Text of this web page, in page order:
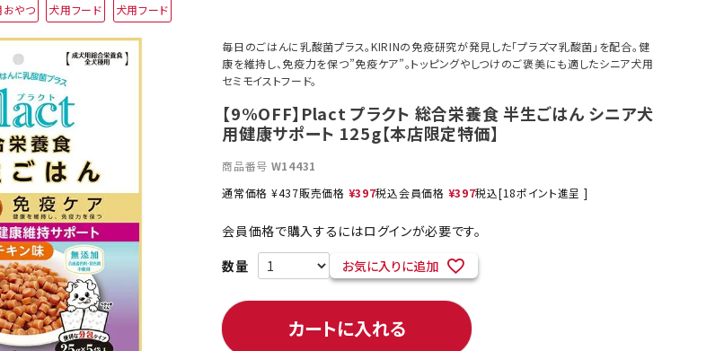
服・ウェア
替え・交換パーツ
首輪・ハーネス
デンタルおもちゃ
まとめ買いでオトク！！ ネコポス対象商品一覧
おやつ 犬用フード 犬用フード
毎日のごはんに乳酸菌プラス。KIRINの免疫研究が発見した「プラズマ乳酸菌」を配合。健
康を維持し、免疫力を保つ”免疫ケア”。トッピングやしつけのご褒美にも適したシニア犬用
セミモイストフード。
【9%OFF】Plact プラクト 総合栄養食 半生ごはん シニア犬
用健康サポート 125g【本店限定特価】
商品番号 W14431
通常価格 ¥437販売価格 ¥397税込会員価格 ¥397税込[18ポイント進呈 ]
会員価格で購入するにはログインが必要です。
お気に入りに追加
カートに入れる